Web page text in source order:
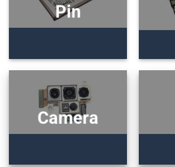
Pin
Camera